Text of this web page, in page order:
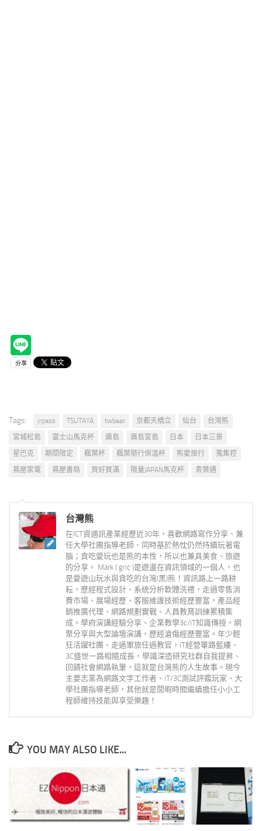
Tags: jrpass TSUTAYA twbear 京都天橋立 仙台
台灣熊
宮城松島
富士山馬克杯 廣島 廣島宮島 日本
日本三景
星巴克
期間限定 楓葉杯 楓葉隨行保溫杯 熊愛旅行
蒐集控
蔦屋家電
蔦屋書局 買好買滿 限量JAPAN馬克杯 青葉通
台灣熊
在ICT資通訊產業經歷近30年，喜歡網路寫作分享、兼
任大學社團指導老師、同時基於熱忱仍然持續玩著電
腦；貪吃愛玩也是熊的本性，所以也兼具美食、旅遊
的分享。 Mark ( gric )是遊盪在資訊領域的一個人，也
是愛遊山玩水與貪吃的台灣(黑)熊！資訊路上一路耕
耘，歷經程式設計、系統分析軟體洗禮，走過零售消
費市場、展場經歷、客服維護技術經歷豐富，產品經
銷推廣代理、網路規劃實戰、人員教育訓練累積集
成。學府演講經驗分享、企業教學3c/iT知識傳授，網
聚分享與大型論壇演講，歷經滄傷經歷豐富。年少輕
狂活躍社團、走過軍旅任過教官，iT經營篳路藍縷、
3C盛世一路相隨成長，學識深造研究社群自我提昇、
回饋社會網路執筆，這就是台灣熊的人生故事。現今
主要志業為網路文字工作者、iT/3C測試評鑑玩家、大
學社團指導老師，其他就是閒暇時間繼續擔任小小工
程師維持技能與享受樂趣！
YOU MAY ALSO LIKE...